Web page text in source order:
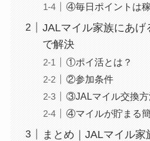
④毎日ポイントは
JALマイル家族にあげ
で解決
①ポイ活とは？
②参加条件
③JALマイル交換
④マイルが貯まる
まとめ｜JALマイル